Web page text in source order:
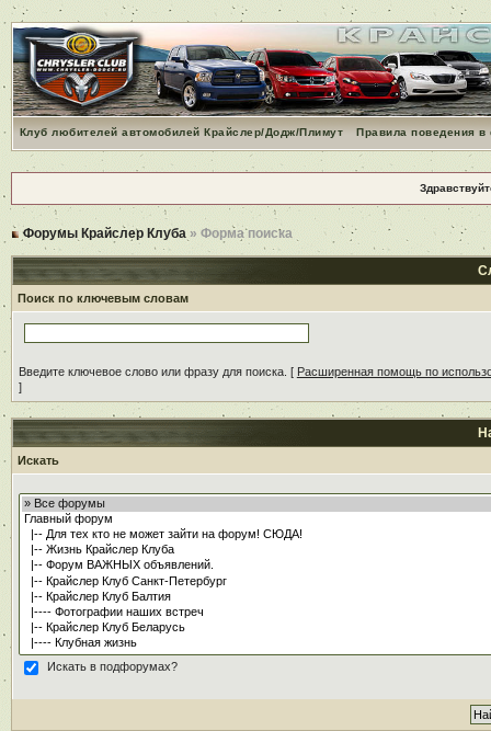
Клуб любителей автомобилей Крайслер/Додж/Плимут Правила поведения
Форумы Крайслер Клуба » Форма поиска
Поиск по ключевым словам
Введите ключевое слово или фразу для поиска. [ Расширенная помощь по
]
Искать
Искать в подфорумах?